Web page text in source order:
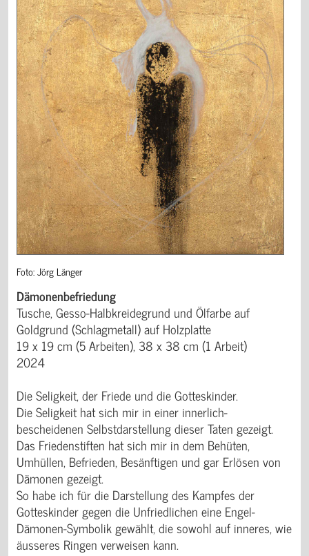
Foto: Jörg Länger
Dämonenbefriedung
Tusche, Gesso-Halbkreidegrund und Ölfarbe auf
Goldgrund (Schlagmetall) auf Holzplatte
19 x 19 cm (5 Arbeiten), 38 x 38 cm (1 Arbeit)
2024
Die Seligkeit, der Friede und die Gotteskinder.
Die Seligkeit hat sich mir in einer innerlich-
bescheidenen Selbstdarstellung dieser Taten gezeigt.
Das Friedenstiften hat sich mir in dem Behüten,
Umhüllen, Befrieden, Besänftigen und gar Erlösen von
Dämonen gezeigt.
So habe ich für die Darstellung des Kampfes der
Gotteskinder gegen die Unfriedlichen eine Engel-
Dämonen-Symbolik gewählt, die sowohl auf inneres, wie
äusseres Ringen verweisen kann.